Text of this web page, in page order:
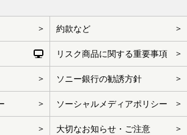
約款など
リスク商品に関する重要事項
ソニー銀行の勧誘方針
ソーシャルメディアポリシー
大切なお知らせ・ご注意